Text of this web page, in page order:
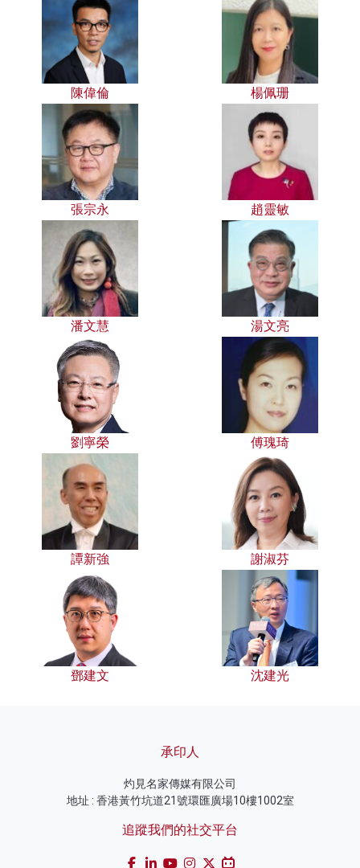
陳偉倫 楊佩珊
張宗永 趙靈敏
潘文慧 湯文亮
劉寧榮 傅瑰琦
譚新強 謝淑芬
鄧建文 沈建光
承印人
灼見名家傳媒有限公司
地址 : 香港黃竹坑道21號環匯廣場10樓1002室
追蹤我們的社交平台